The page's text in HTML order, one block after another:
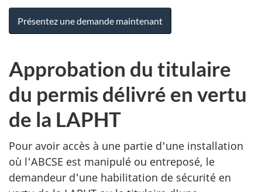
Présentez une demande maintenant
Approbation du titulaire
du permis délivré en vertu
de la LAPHT
Pour avoir accès à une partie d'une installation
où l'ABCSE est manipulé ou entreposé, le
demandeur d'une habilitation de sécurité en